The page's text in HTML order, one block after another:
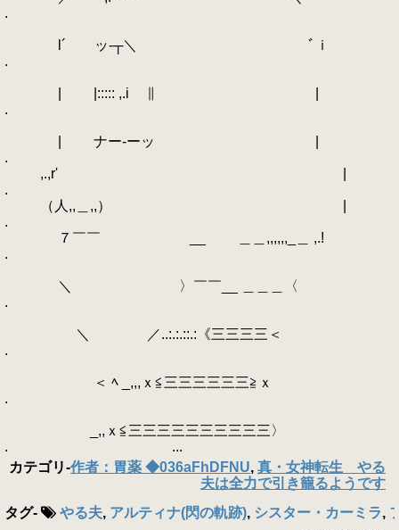
.
l´ ッ-┬＼ ﾞｉ
.
| |::::: ,.i ∥ |
.
| ナー-ーッ |
.
,.,r' |
.
（人,,＿,,） |
.
７￣￣ __ ＿＿,,,,,,_＿ ,.!
.
＼ 〉￣￣__ ＿＿＿〈
.
＼ ／..:.:.::.:《三三三三＜
.
＜ ﾍ _,,,ｘ≦三三三三三三≧ｘ
.
_,,ｘ≦三三三三三三三三三三〉
. ...
カテゴリ-作者：胃薬 ◆036aFhDFNU, 真・女神転生 やる
夫は全力で引き籠るようです
タグ- やる夫, アルティナ(閃の軌跡), シスター・カーミラ,